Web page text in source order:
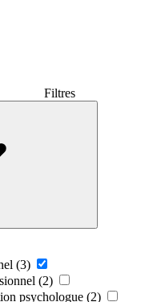
Filtres
(3)
(2)
psychologue (2)